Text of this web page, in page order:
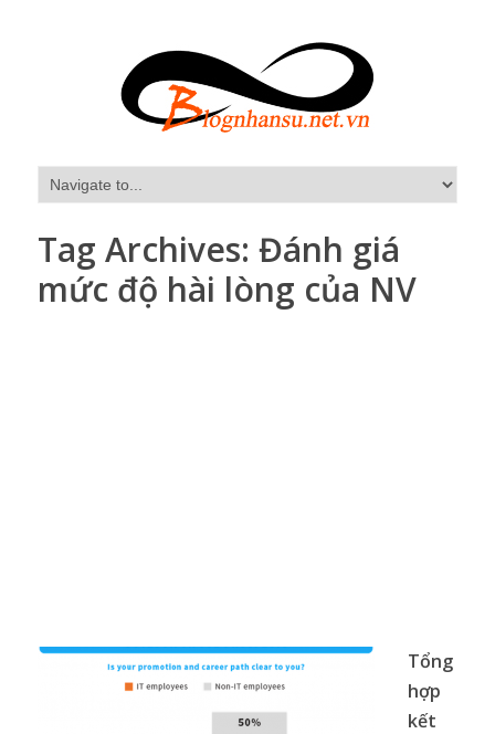
Tag Archives: Đánh giá
mức độ hài lòng của NV
Tổng
hợp
kết